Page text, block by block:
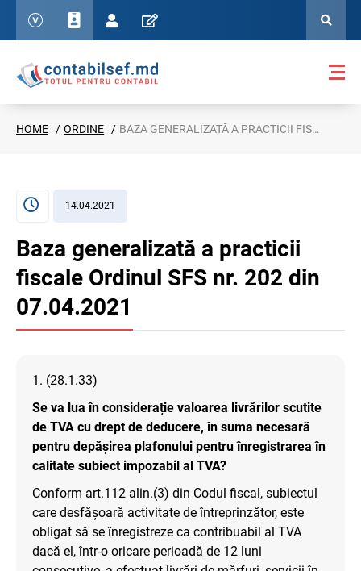
HOME ORDINE BAZA GENERALIZATĂ A PRACTICII FISCALE ORDINUL SFS NR. 202 DIN 07.04.2021
14.04.2021
Baza generalizată a practicii
fiscale Ordinul SFS nr. 202 din
07.04.2021
1. (28.1.33)
Se va lua în considerație valoarea livrărilor scutite
de TVA cu drept de deducere, în suma necesară
pentru depășirea plafonului pentru înregistrarea în
calitate subiect impozabil al TVA?
Conform art.112 alin.(3) din Codul fiscal, subiectul
care desfășoară activitate de întreprinzător, este
obligat să se înregistreze ca contribuabil al TVA
dacă el, într-o oricare perioadă de 12 luni